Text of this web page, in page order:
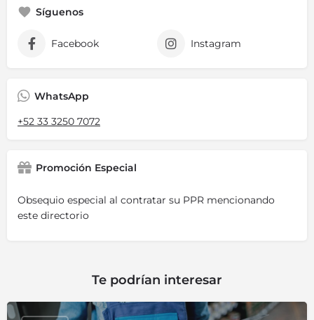
Síguenos
Facebook Instagram
WhatsApp
+52 33 3250 7072
Promoción Especial
Obsequio especial al contratar su PPR mencionando
este directorio
Te podrían interesar